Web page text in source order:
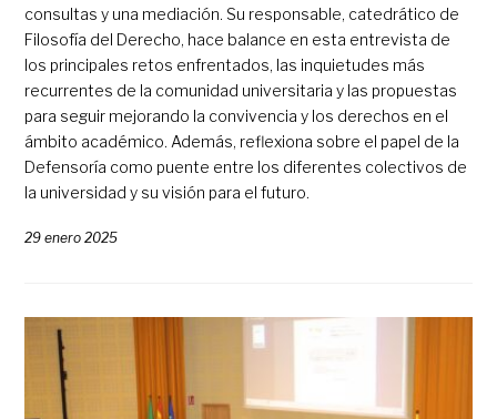
consultas y una mediación. Su responsable, catedrático de
Filosofía del Derecho, hace balance en esta entrevista de
los principales retos enfrentados, las inquietudes más
recurrentes de la comunidad universitaria y las propuestas
para seguir mejorando la convivencia y los derechos en el
ámbito académico. Además, reflexiona sobre el papel de la
Defensoría como puente entre los diferentes colectivos de
la universidad y su visión para el futuro.
29 enero 2025